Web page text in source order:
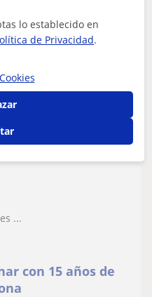
...
con 15 años de
lo establecido en
de Privacidad.